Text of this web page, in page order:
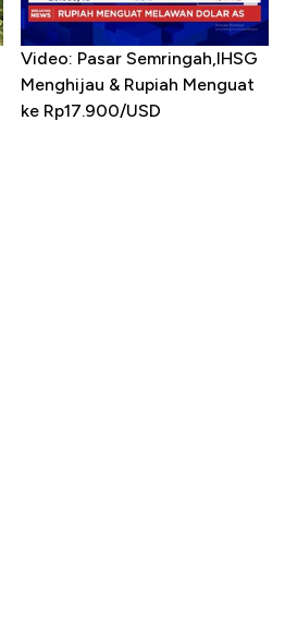
Video: Pasar Semringah,IHSG
Menghijau & Rupiah Menguat
ke Rp17.900/USD